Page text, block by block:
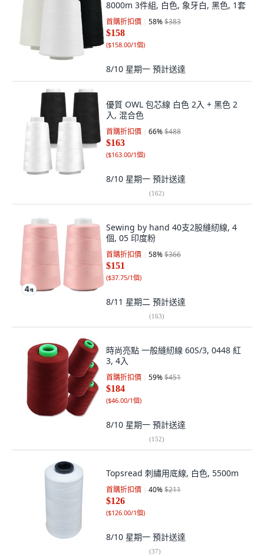
8000m 3件組, 白色, 象牙白, 黑色, 1套
首購折扣價 58%$383
$158
($158.00/1個)
8/10 星期一 預計送達
優質 OWL 包芯線 白色 2入 + 黑色 2
入, 混合色
首購折扣價 66%$488
$163
($163.00/1個)
8/10 星期一 預計送達
(162)
Sewing by hand 40支2股縫紉線, 4
個, 05 印度粉
首購折扣價 58%$366
$151
($37.75/1個)
8/11 星期二 預計送達
(163)
時尚亮點 一般縫紉線 60S/3, 0448 紅
3, 4入
首購折扣價 59%$451
$184
($46.00/1個)
8/10 星期一 預計送達
(152)
Topsread 刺繡用底線, 白色, 5500m
首購折扣價 40%$211
$126
($126.00/1個)
8/10 星期一 預計送達
(37)